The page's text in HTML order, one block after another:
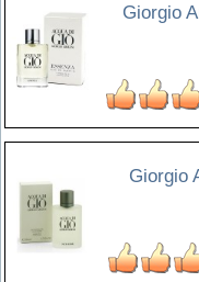
Giorgio
Giorgio